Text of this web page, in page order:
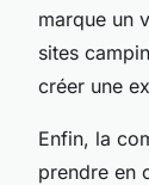
marque un
sites
créer une
Enfin, la
prendre en